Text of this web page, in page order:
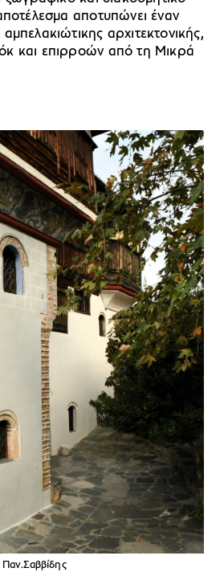
αποτυπώνει έναν
αρχιτεκτονικής,
και επιρροών από τη Μικρά